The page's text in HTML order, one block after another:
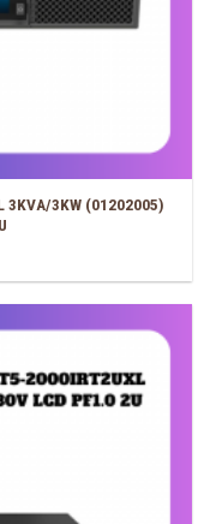
3KVA/3KW (01202005)